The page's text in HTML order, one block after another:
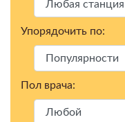
Упорядочить по:
Пол врача: